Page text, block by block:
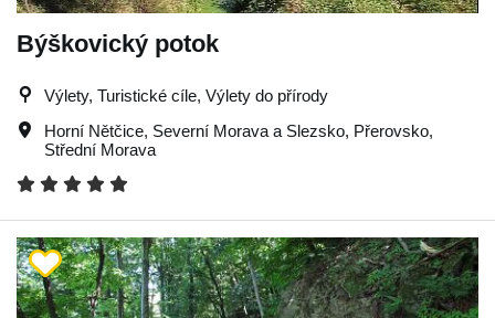
Býškovický potok
Výlety, Turistické cíle, Výlety do přírody
Horní Nětčice, Severní Morava a Slezsko, Přerovsko,
Střední Morava